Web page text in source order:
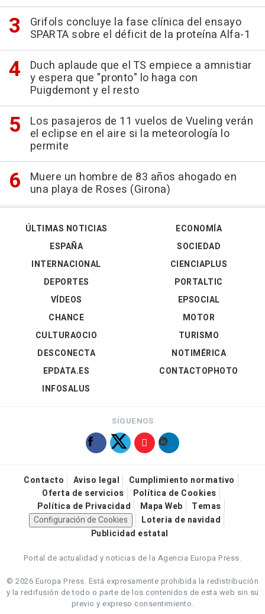
Grifols concluye la fase clínica del ensayo
SPARTA sobre el déficit de la proteína Alfa-1
Duch aplaude que el TS empiece a amnistiar
y espera que "pronto" lo haga con
Puigdemont y el resto
Los pasajeros de 11 vuelos de Vueling verán
el eclipse en el aire si la meteorología lo
permite
Muere un hombre de 83 años ahogado en
una playa de Roses (Girona)
ÚLTIMAS NOTICIAS
ESPAÑA
INTERNACIONAL
DEPORTES
VÍDEOS
ECONOMÍA
SOCIEDAD
CIENCIAPLUS
PORTALTIC
EPSOCIAL
CHANCE
CULTURAOCIO
DESCONECTA
EPDATA.ES
INFOSALUS
MOTOR
TURISMO
NOTIMÉRICA
CONTACTOPHOTO
SÍGUENOS
Contacto Aviso legal
Cumplimiento normativo
Oferta de servicios
Política de Cookies
Política de Privacidad
Mapa Web
Temas
Configuración de Cookies
Loteria de navidad
Publicidad estatal
Portal de actualidad y noticias de la Agencia Europa Press.
© 2026 Europa Press. Está expresamente prohibida la redistribución
y la redifusión de todo o parte de los contenidos de esta web sin su
previo y expreso consentimiento.